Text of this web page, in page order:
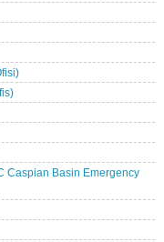
Caspian Basin Emergency